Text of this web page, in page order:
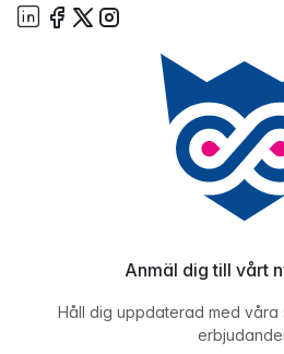
Anmäl dig till vårt
Håll dig uppdaterad med våra